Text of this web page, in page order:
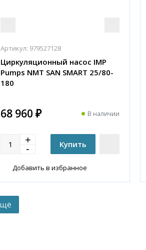
Артикул: 979527128
Циркуляционный насос IMP
Pumps NMT SAN SMART 25/80-
180
68 960 ₽ В наличии
Добавить в избранное